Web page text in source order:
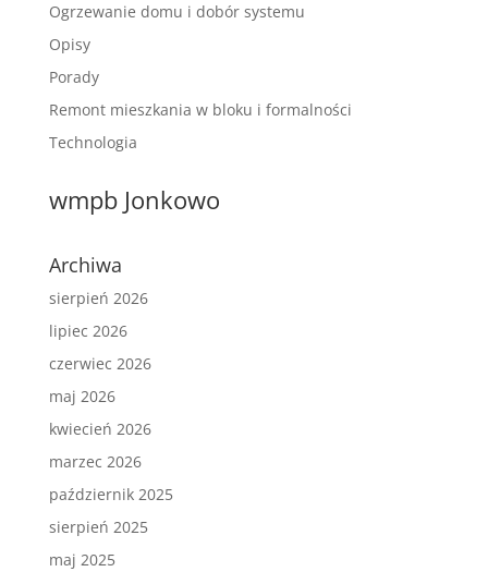
Ogrzewanie domu i dobór systemu
Opisy
Porady
Remont mieszkania w bloku i formalności
Technologia
wmpb Jonkowo
Archiwa
sierpień 2026
lipiec 2026
czerwiec 2026
maj 2026
kwiecień 2026
marzec 2026
październik 2025
sierpień 2025
maj 2025